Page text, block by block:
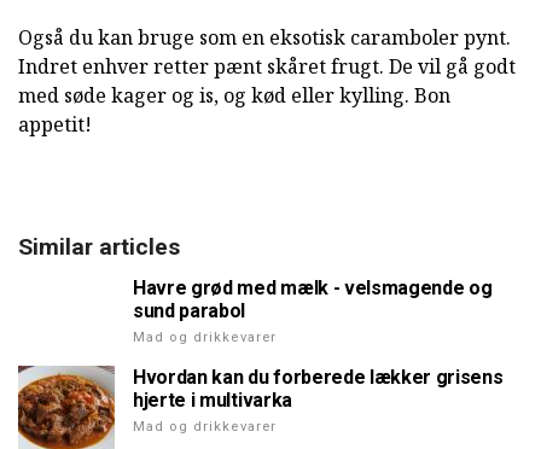
Også du kan bruge som en eksotisk caramboler pynt.
Indret enhver retter pænt skåret frugt. De vil gå godt
med søde kager og is, og kød eller kylling. Bon
appetit!
Similar articles
Havre grød med mælk - velsmagende og
sund parabol
Mad og drikkevarer
Hvordan kan du forberede lækker grisens
hjerte i multivarka
Mad og drikkevarer